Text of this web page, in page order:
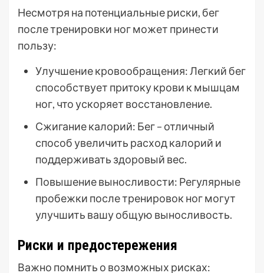
Несмотря на потенциальные риски, бег
после тренировки ног может принести
пользу:
Улучшение кровообращения: Легкий бег
способствует притоку крови к мышцам
ног, что ускоряет восстановление.
Сжигание калорий: Бег – отличный
способ увеличить расход калорий и
поддерживать здоровый вес.
Повышение выносливости: Регулярные
пробежки после тренировок ног могут
улучшить вашу общую выносливость.
Риски и предостережения
Важно помнить о возможных рисках: